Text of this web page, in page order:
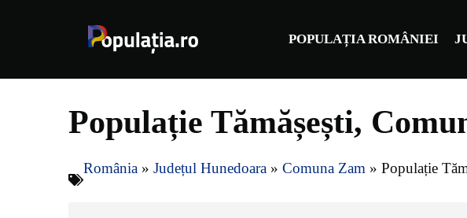
POPULAȚIA ROMÂNIEI
Populație Tămășești,
România » Județul Hunedoara » Comuna Zam » Populație